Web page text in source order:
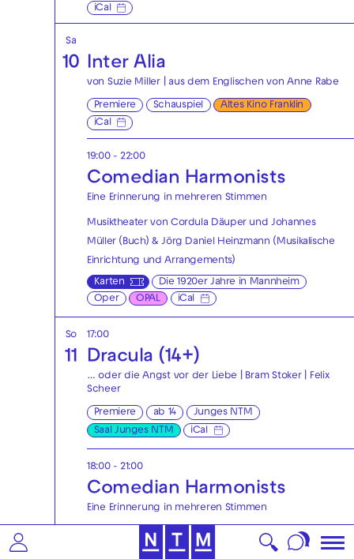
iCal
Sa
10 Inter Alia
von Suzie Miller | aus dem Englischen von Anne Rabe
Premiere Schauspiel
Altes Kino Franklin
iCal
19:00 - 22:00
Comedian Harmonists
Eine Erinnerung in mehreren Stimmen
Musiktheater von Cordula Däuper und Johannes
Müller (Buch) & Jörg Daniel Heinzmann (Musikalische
Einrichtung und Arrangements)
Karten
Die 1920er Jahre in Mannheim
Oper
OPAL iCal
So
11
17:00
Dracula (14+)
… oder die Angst vor der Liebe | Bram Stoker | Felix
Scheer
Premiere ab 14
Junges NTM
Saal Junges NTM
iCal
18:00 - 21:00
Comedian Harmonists
Eine Erinnerung in mehreren Stimmen
Musiktheater von Cordula Däuper und Johannes
Müller (Buch) & Jörg Daniel Heinzmann (Musikalische